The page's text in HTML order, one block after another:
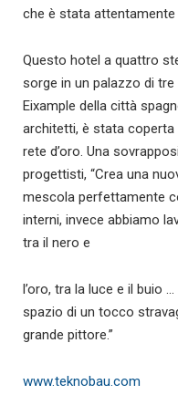
che è stata
Questo hotel a quattro
sorge in un palazzo di tre
Eixample della città
architetti, è stata coperta
rete d’oro. Una
progettisti, “Crea una
mescola perfettamente
interni, invece abbiamo
tra il nero e
l’oro, tra la luce e il buio
spazio di un tocco
grande pittore.”
www.teknobau.com